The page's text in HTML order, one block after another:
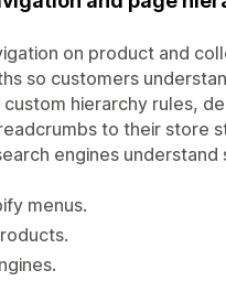
on product and
so customers
hierarchy rules,
to their store
engines understand
menus.